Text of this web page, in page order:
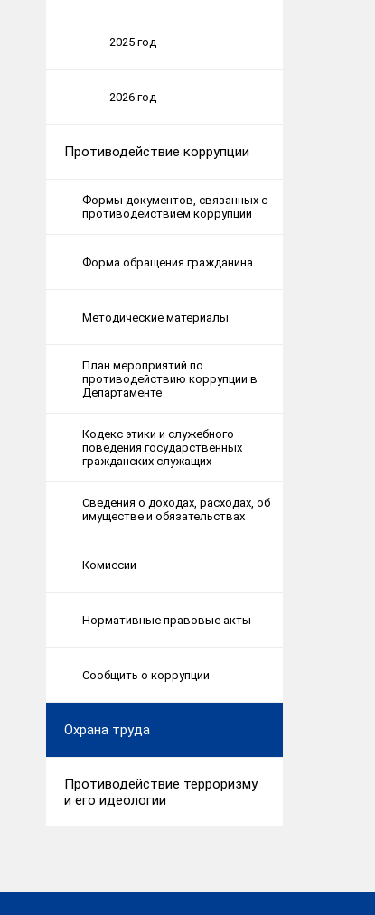
2025 год
2026 год
Противодействие коррупции
Формы документов, связанных с
противодействием коррупции
Форма обращения гражданина
Методические материалы
План мероприятий по
противодействию коррупции в
Департаменте
Кодекс этики и служебного
поведения государственных
гражданских служащих
Сведения о доходах, расходах, об
имуществе и обязательствах
Комиссии
Нормативные правовые акты
Сообщить о коррупции
Охрана труда
Противодействие терроризму
и его идеологии